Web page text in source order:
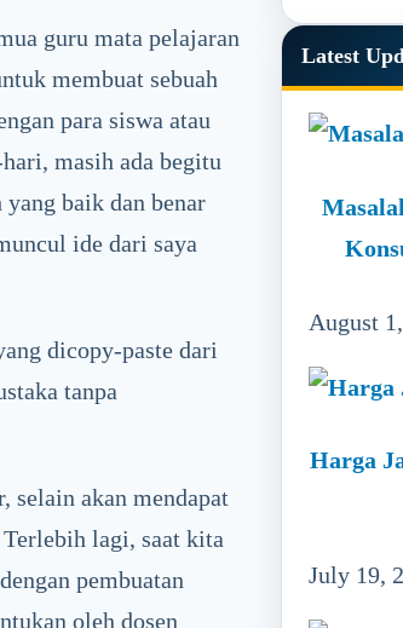
guru mata pelajaran
membuat sebuah
para siswa atau
masih ada begitu
baik dan benar
ide dari saya
dicopy-paste dari
tanpa
selain akan mendapat
lagi, saat kita
pembuatan
oleh dosen
Latest
August
Harga
July 19,